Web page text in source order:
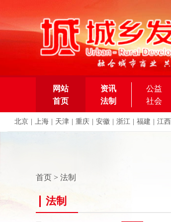
网站
首页
资讯 公益
法制
社会
北京 上海 天津 重庆 安徽 浙江 福建 江西
首页 > 法制
法制